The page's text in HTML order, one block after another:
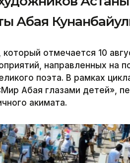
Абая
отмечается 10
направленных на
поэта. В рамках
Абая глазами детей»,
акимата.